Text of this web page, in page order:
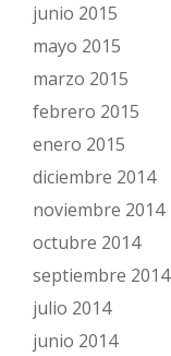
junio 2015
mayo 2015
marzo 2015
febrero 2015
enero 2015
diciembre 2014
noviembre 2014
octubre 2014
septiembre 2014
julio 2014
junio 2014